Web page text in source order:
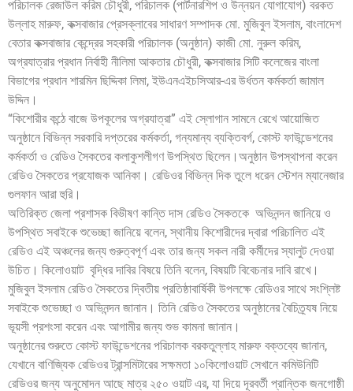
পরিচালক রেজাউল করিম চৌধুরী, পরিচালক (পার্টনারশিপ ও উন্নয়ন যোগাযোগ) বরকত
উল্লাহ মারুফ, কক্সবাজার প্রেসক্লাবের সাধারণ সম্পাদক মো. মুজিবুল ইসলাম, বাংলাদেশ
বেতার কক্সবাজার কেন্দ্রের সহকারী পরিচালক (অনুষ্ঠান) কাজী মো. নুরুল করিম,
অগ্রযাত্রার প্রধান নির্বাহী নীলিমা আকতার চৌধুরী, কক্সবাজার সিটি কলেজের বাংলা
বিভাগের প্রধান শারমিন ছিদ্দিকা লিমা, ইউএনএইচসিআর-এর উর্ধতন কর্মকর্তা জামাল
উদ্দিন।
“কিশোরীর কন্ঠে বাজে উপকূলের অগ্রযাত্রা” এই স্লোগান সামনে রেখে আয়োজিত
অনুষ্ঠানে বিভিন্ন সরকারি দপ্তরের কর্মকর্তা, গন্যমান্য ব্যক্তিবর্গ, কোস্ট ফাউন্ডেশনের
কর্মকর্তা ও রেডিও সৈকতের কলাকুশলীগণ উপস্থিত ছিলেন।অনুষ্ঠান উপস্থাপনা করেন
রেডিও সৈকতের প্রযোজক আনিকা। রেডিওর বিভিন্ন দিক তুলে ধরেন স্টেশন ম্যানেজার
গুলফান আরা হুরি।
অতিরিক্ত জেলা প্রশাসক বিভীষণ কান্তি দাস রেডিও সৈকতকে অভিনন্দন জানিয়ে ও
উপস্থিত সবাইকে শুভেচ্ছা জানিয়ে বলেন, স্থানীয় কিশোরীদের দ্বারা পরিচালিত এই
রেডিও এই অঞ্চলের জন্য গুরুত্বপূর্ণ এবং তার জন্য সকল নারী কর্মীদের স্যালুট দেওয়া
উচিত। কিলোওয়াট বৃদ্ধির দাবির বিষয়ে তিনি বলেন, বিষয়টি বিবেচনার দাবি রাখে।
মুজিবুল ইসলাম রেডিও সৈকতের দ্বিতীয় প্রতিষ্ঠাবার্ষিকী উপলক্ষে রেডিওর সাথে সংশ্লিষ্ট
সবাইকে শুভেচ্ছা ও অভিনন্দন জানান। তিনি রেডিও সৈকতের অনুষ্ঠানের বৈচিত্র্যষ নিয়ে
ভূয়সী প্রশংসা করেন এবং আগামীর জন্য শুভ কামনা জানান।
অনুষ্ঠানের শুরুতে কোস্ট ফাউন্ডেশনের পরিচালক বরকতুল্লাহ মারুফ বক্তব্যে জানান,
যেখানে বাণিজ্যিক রেডিওর ট্রান্সমিটারের সক্ষমতা ১০কিলোওয়াট সেখানে কমিউনিটি
রেডিওর জন্য অনুমোদন আছে মাত্র ২৫০ ওয়াট এর, যা দিয়ে দূরবর্তী প্রান্তিক জনগোষ্ঠী